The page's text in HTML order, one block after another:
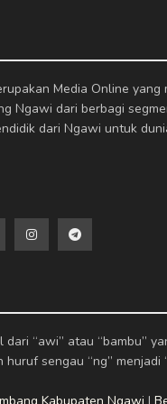
Media Online yang
Ngawi dari berbagi
dari Ngawi untuk
“awi” atau “bambu”
sengau “ng” menjadi